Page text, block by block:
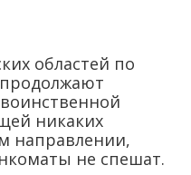
областей по
никаких
направлении,
не спешат.